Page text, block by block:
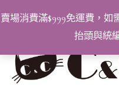
賣場消費滿$999免運費，
抬頭與統
至